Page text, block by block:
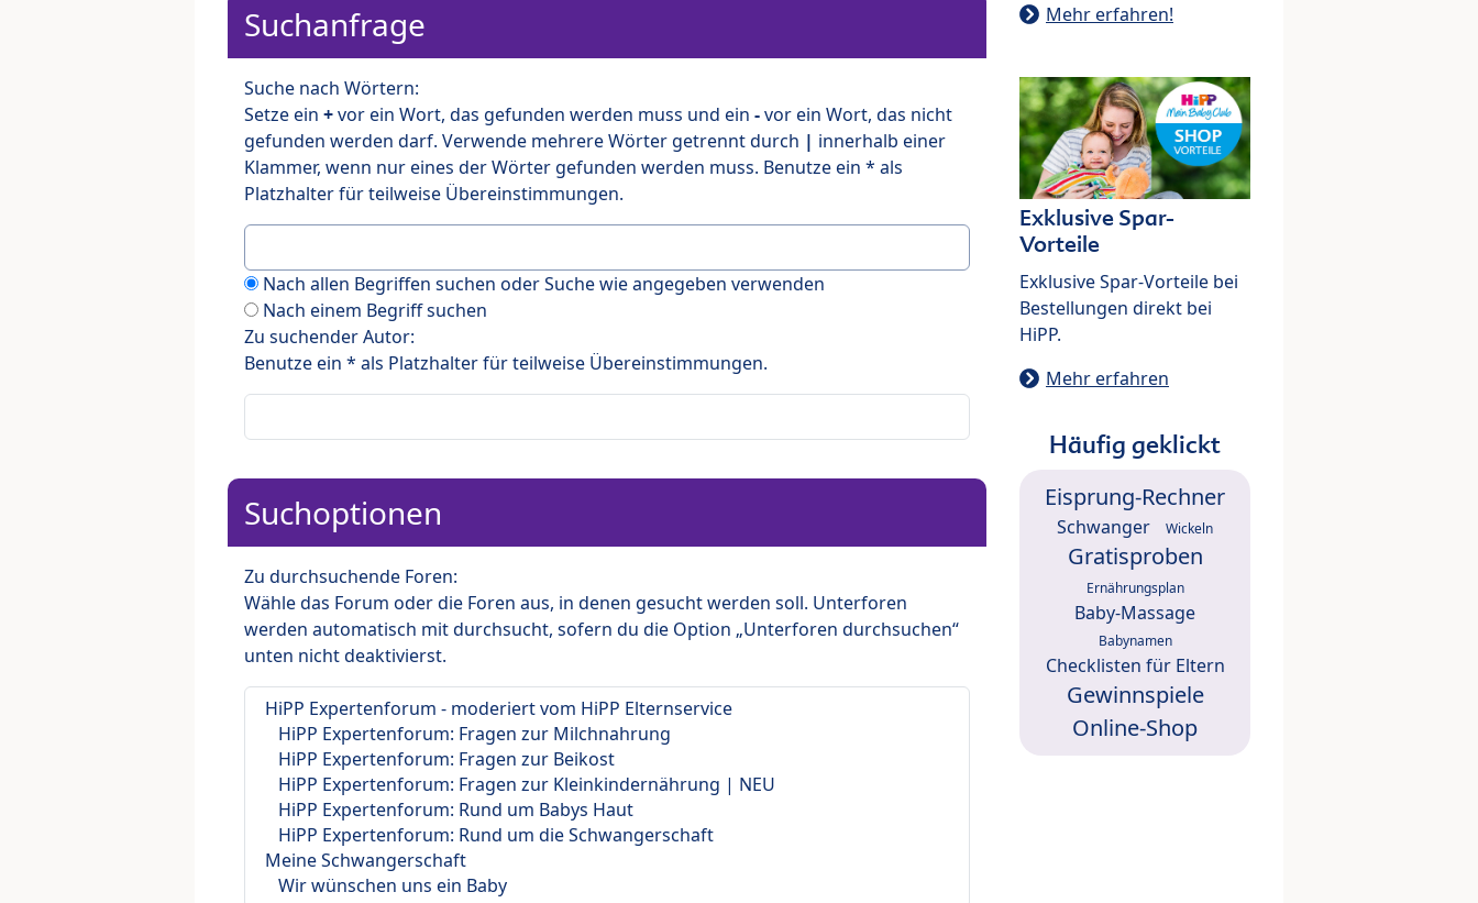
Suchanfrage
Suche nach Wörtern:
Setze ein +vor ein Wort, das gefunden werden muss und ein -vor ein Wort, das nicht
gefunden werden darf. Verwende mehrere Wörter getrennt durch | innerhalb einer
Klammer, wenn nur eines der Wörter gefunden werden muss. Benutze ein * als
Platzhalter für teilweise Übereinstimmungen.
Nach allen Begriffen suchen oder Suche wie angegeben verwenden
Nach einem Begriff suchen
Zu suchender Autor:
Benutze ein * als Platzhalter für teilweise Übereinstimmungen.
Suchoptionen
Zu durchsuchende Foren:
Wähle das Forum oder die Foren aus, in denen gesucht werden soll. Unterforen
werden automatisch mit durchsucht, sofern du die Option „Unterforen durchsuchen“
unten nicht deaktivierst.
Mehr erfahren!
Exklusive Spar-
Vorteile
Exklusive Spar-Vorteile bei
Bestellungen direkt bei
HiPP.
Mehr erfahren
Häufig geklickt
Eisprung-Rechner
Schwanger Wickeln
Gratisproben
Ernährungsplan
Baby-Massage
Babynamen
Checklisten für Eltern
Gewinnspiele
Online-Shop